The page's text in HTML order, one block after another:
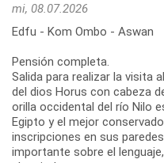
mi, 08.07.2026
Edfu - Kom Ombo - Aswan
Pensión completa.
Salida para realizar la visita
del dios Horus con cabeza
orilla occidental del río Nilo
Egipto y el mejor
inscripciones en sus
importante sobre el